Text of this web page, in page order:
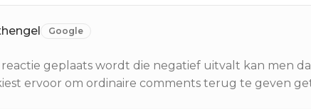
Google
reactie geplaats wordt die negatief uitvalt kan men
ervoor om ordinaire comments terug te geven